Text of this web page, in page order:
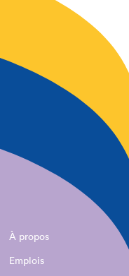
À propos
Emplois